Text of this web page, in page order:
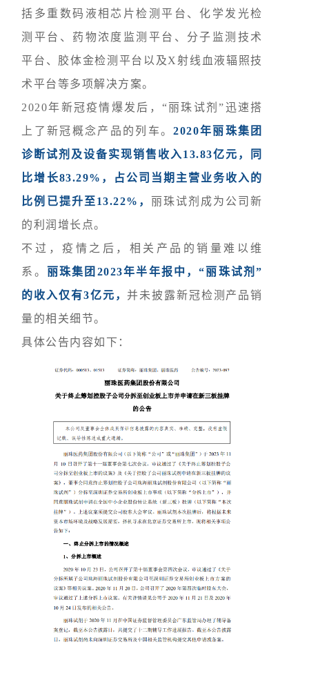
括多重数码 液相芯片检测平台、化学发光检
测平台、药物浓度监测平台、分子监测技术
平台、胶体金检测平台以及X射线血液辐照技
术平台等多项解决方案。
2020年新冠疫情爆发后，“丽珠试剂”迅速搭
上了新冠概念产品的列车。2020年丽珠集团
诊断试剂及设备实现销售收入13.83亿元，同
比增长83.29%，占公司当期主营业务收入的
比例已提升至13.22%， 丽珠试剂成为公司新
的利润增长点。
不过，疫情之后，相关产品的销量难以维
系。 丽珠集团2023年半年报中，“丽珠试剂”
的收入仅有3亿元，并未披露新冠检测产品销
量的相关细节。
具体公告内容如下：